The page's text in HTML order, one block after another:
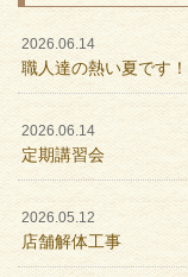
2026.06.14
職人達の熱い夏です！
2026.06.14
定期講習会
2026.05.12
店舗解体工事